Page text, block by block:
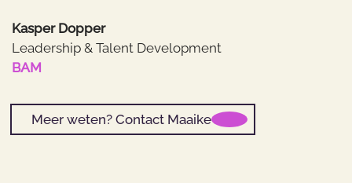
Kasper Dopper
Leadership & Talent Development
BAM
Meer weten? Contact Maaike